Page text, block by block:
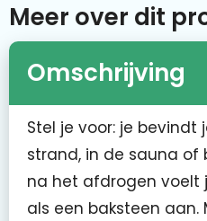
Meer over dit
Omschrijving
Stel je voor: je bevindt
strand, in de sauna of
na het afdrogen voelt
als een baksteen aan.